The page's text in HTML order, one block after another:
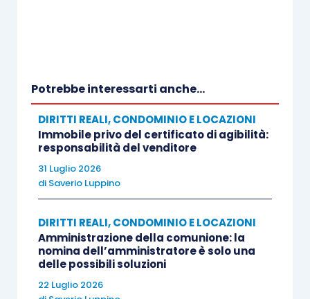
Potrebbe interessarti anche...
DIRITTI REALI, CONDOMINIO E LOCAZIONI
Immobile privo del certificato di agibilità:
responsabilità del venditore
31 Luglio 2026
di Saverio Luppino
DIRITTI REALI, CONDOMINIO E LOCAZIONI
Amministrazione della comunione: la
nomina dell’amministratore è solo una
delle possibili soluzioni
22 Luglio 2026